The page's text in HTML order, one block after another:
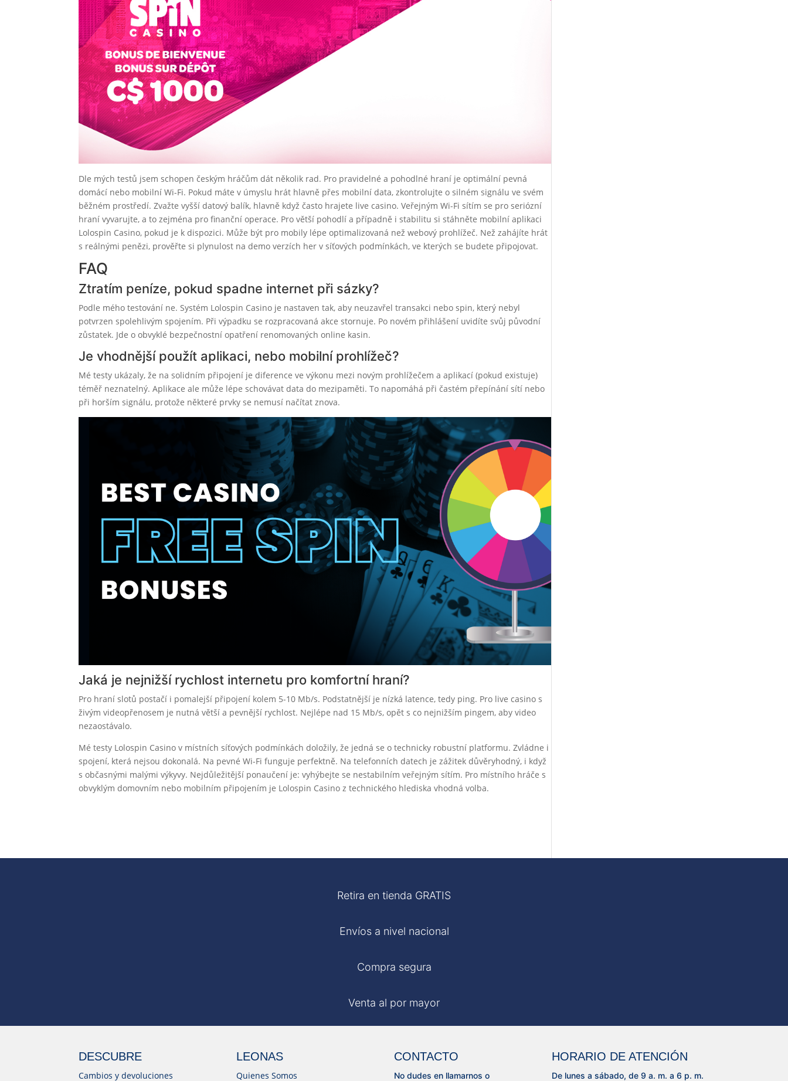
Dle mých testů jsem schopen českým hráčům dát několik rad. Pro pravidelné a pohodlné hraní je optimální pevná
domácí nebo mobilní Wi-Fi. Pokud máte v úmyslu hrát hlavně přes mobilní data, zkontrolujte o silném signálu ve svém
běžném prostředí. Zvažte vyšší datový balík, hlavně když často hrajete live casino. Veřejným Wi-Fi sítím se pro seriózní
hraní vyvarujte, a to zejména pro finanční operace. Pro větší pohodlí a případně i stabilitu si stáhněte mobilní aplikaci
Lolospin Casino, pokud je k dispozici. Může být pro mobily lépe optimalizovaná než webový prohlížeč. Než zahájíte hrát
s reálnými penězi, prověřte si plynulost na demo verzích her v síťových podmínkách, ve kterých se budete připojovat.
FAQ
Ztratím peníze, pokud spadne internet při sázky?
Podle mého testování ne. Systém Lolospin Casino je nastaven tak, aby neuzavřel transakci nebo spin, který nebyl
potvrzen spolehlivým spojením. Při výpadku se rozpracovaná akce stornuje. Po novém přihlášení uvidíte svůj původní
zůstatek. Jde o obvyklé bezpečnostní opatření renomovaných online kasin.
Je vhodnější použít aplikaci, nebo mobilní prohlížeč?
Mé testy ukázaly, že na solidním připojení je diference ve výkonu mezi novým prohlížečem a aplikací (pokud existuje)
téměř neznatelný. Aplikace ale může lépe schovávat data do mezipaměti. To napomáhá při častém přepínání sítí nebo
při horším signálu, protože některé prvky se nemusí načítat znova.
Jaká je nejnižší rychlost internetu pro komfortní hraní?
Pro hraní slotů postačí i pomalejší připojení kolem 5-10 Mb/s. Podstatnější je nízká latence, tedy ping. Pro live casino s
živým videopřenosem je nutná větší a pevnější rychlost. Nejlépe nad 15 Mb/s, opět s co nejnižším pingem, aby video
nezaostávalo.
Mé testy Lolospin Casino v místních síťových podmínkách doložily, že jedná se o technicky robustní platformu. Zvládne i
spojení, která nejsou dokonalá. Na pevné Wi-Fi funguje perfektně. Na telefonních datech je zážitek důvěryhodný, i když
s občasnými malými výkyvy. Nejdůležitější ponaučení je: vyhýbejte se nestabilním veřejným sítím. Pro místního hráče s
obvyklým domovním nebo mobilním připojením je Lolospin Casino z technického hlediska vhodná volba.
Retira en tienda GRATIS
Envíos a nivel nacional
Compra segura
Venta al por mayor
DESCUBRE
Cambios y devoluciones
LEONAS
Quienes Somos
CONTACTO
No dudes en llamarnos o
HORARIO DE ATENCIÓN
De lunes a sábado, de 9 a. m. a 6 p. m.